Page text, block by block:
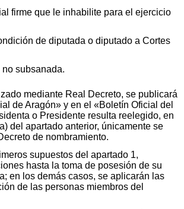
firme que le inhabilite para el ejercicio
de diputada o diputado a Cortes
subsanada.
mediante Real Decreto, se publicará
de Aragón» y en el «Boletín Oficial del
o Presidente resulta reelegido, en
del apartado anterior, únicamente se
de nombramiento.
supuestos del apartado 1,
hasta la toma de posesión de su
en los demás casos, se aplicarán las
de las personas miembros del